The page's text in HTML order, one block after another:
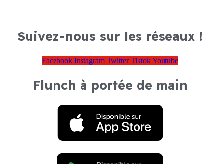
Suivez-nous sur les réseaux !
Facebook Instagram Twitter TiktokYoutube
Flunch à portée de main